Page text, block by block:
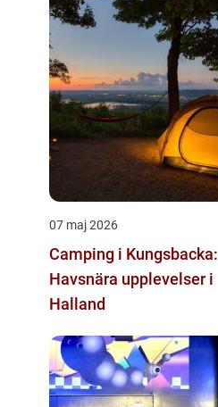
07 maj 2026
Camping i Kungsbacka:
Havsnära upplevelser i
Halland